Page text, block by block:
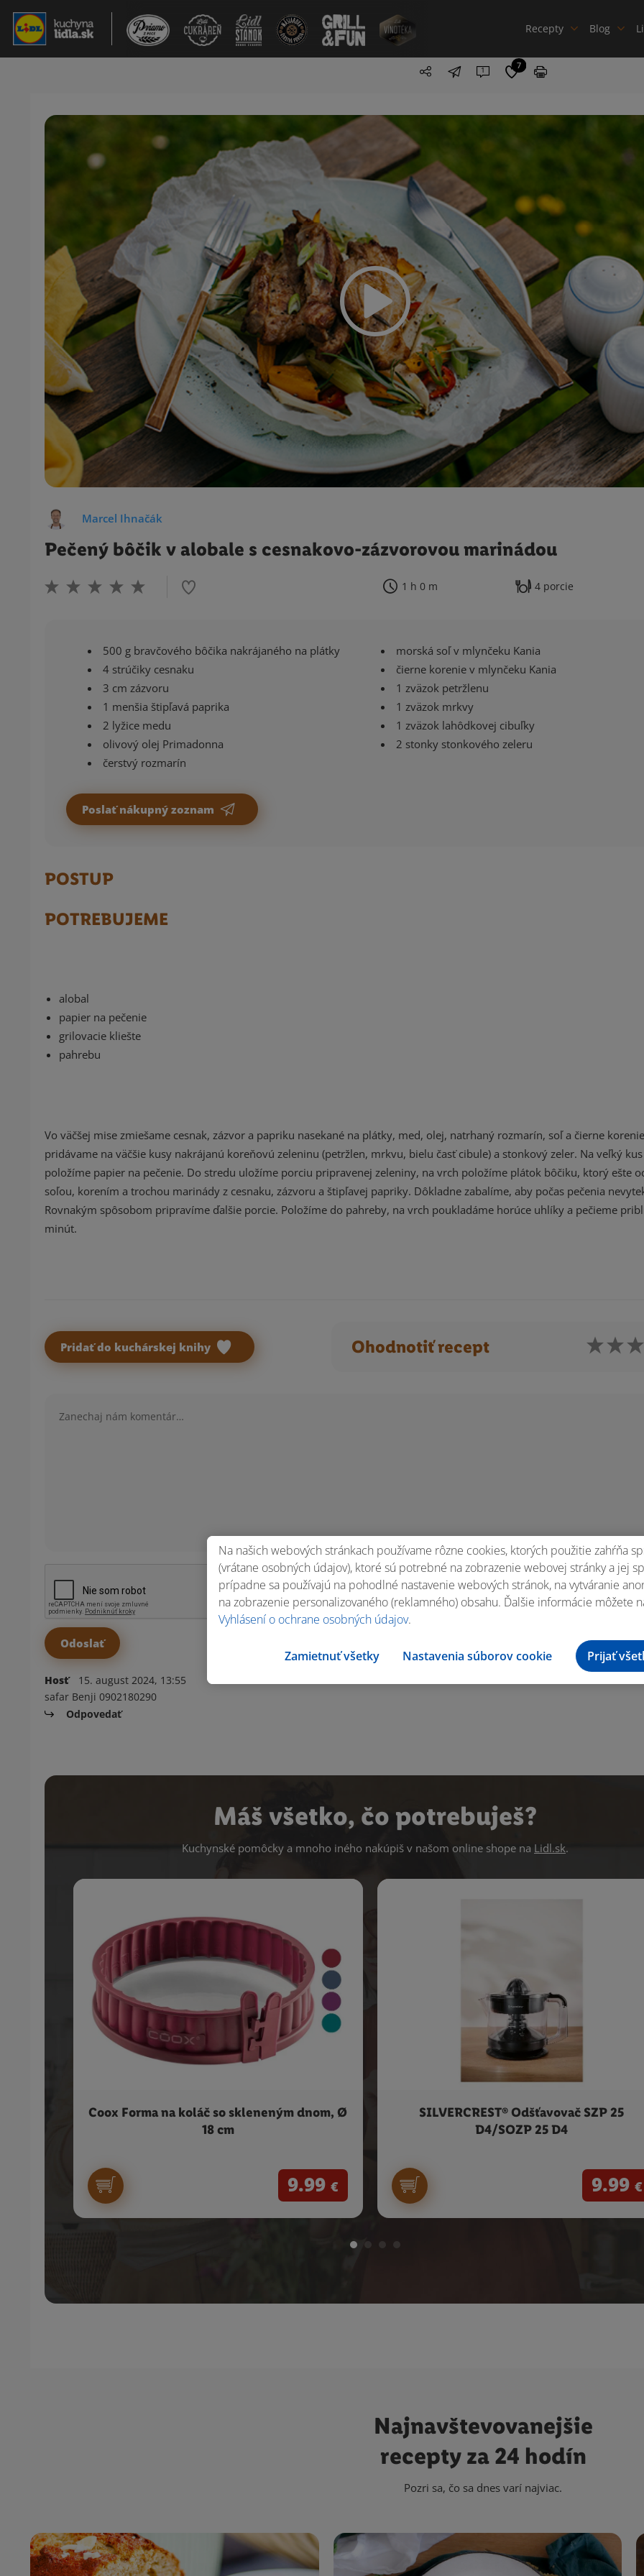
Recepty Blog
1 7
Marcel Ihnačák
Pečený bôčik v alobale s cesnakovo-zázvorovou marinádou
1 h 0 m 4 porcie
500 g bravčového bôčika nakrájaného na plátky
4 strúčiky cesnaku
3 cm zázvoru
1 menšia štipľavá paprika
2 lyžice medu
olivový olej Primadonna
čerstvý rozmarín
morská soľ v mlynčeku Kania
čierne korenie v mlynčeku Kania
1 zväzok petržlenu
1 zväzok mrkvy
1 zväzok lahôdkovej cibuľky
2 stonky stonkového zeleru
Poslať nákupný zoznam
POSTUP
POTREBUJEME
alobal
papier na pečenie
grilovacie kliešte
pahrebu
Vo väčšej mise zmiešame cesnak, zázvor a papriku nasekané na plátky, med, olej, natrhaný rozmarín, soľ a čierne
pridávame na väčšie kusy nakrájanú koreňovú zeleninu (petržlen, mrkvu, bielu časť cibule) a stonkový zeler. Na veľký
položíme papier na pečenie. Do stredu uložíme porciu pripravenej zeleniny, na vrch položíme plátok bôčiku, ktorý ešte
soľou, korením a trochou marinády z cesnaku, zázvoru a štipľavej papriky. Dôkladne zabalíme, aby počas pečenia
Rovnakým spôsobom pripravíme ďalšie porcie. Položíme do pahreby, na vrch poukladáme horúce uhlíky a pečieme
minút.
Pridať do kuchárskej knihy Ohodnotiť recept
Hosť
15. august 2024, 13:55
safar Benji 0902180290
Odpovedať
Máš všetko, čo potrebuješ?
Kuchynské pomôcky a mnoho iného nakúpiš v našom online shope na Lidl.sk.
Coox Forma na koláč so skleneným dnom, Ø
18 cm
9.99 €
SILVERCREST® Odšťavovač SZP 25
D4/SOZP 25 D4
9.99 €
Najnavštevovanejšie
recepty za 24 hodín
Pozri sa, čo sa dnes varí najviac.
Na našich webových stránkach používame rôzne cookies, ktorých použitie zahŕňa
(vrátane osobných údajov), ktoré sú potrebné na zobrazenie webovej stránky a jej
prípadne sa používajú na pohodlné nastavenie webových stránok, na vytváranie
na zobrazenie personalizovaného (reklamného) obsahu. Ďalšie informácie môžete
Vyhlásení o ochrane osobných údajov.
Zamietnuť všetky Nastavenia súborov cookie Prijať